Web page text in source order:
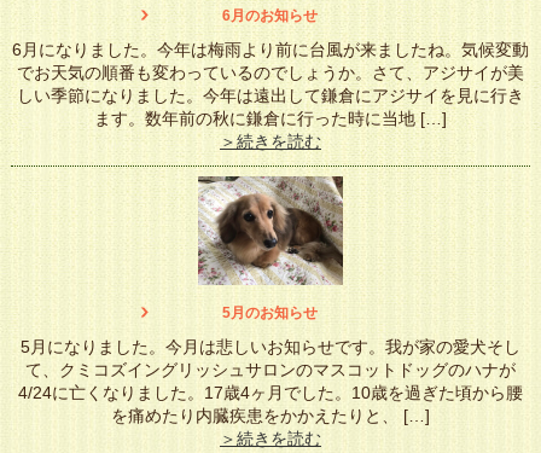
6月のお知らせ
6月になりました。今年は梅雨より前に台風が来ましたね。気候変動
でお天気の順番も変わっているのでしょうか。さて、アジサイが美
しい季節になりました。今年は遠出して鎌倉にアジサイを見に行き
ます。数年前の秋に鎌倉に行った時に当地 […]
＞続きを読む
5月のお知らせ
5月になりました。今月は悲しいお知らせです。我が家の愛犬そし
て、クミコズイングリッシュサロンのマスコットドッグのハナが
4/24に亡くなりました。17歳4ヶ月でした。10歳を過ぎた頃から腰
を痛めたり内臓疾患をかかえたりと、 […]
＞続きを読む